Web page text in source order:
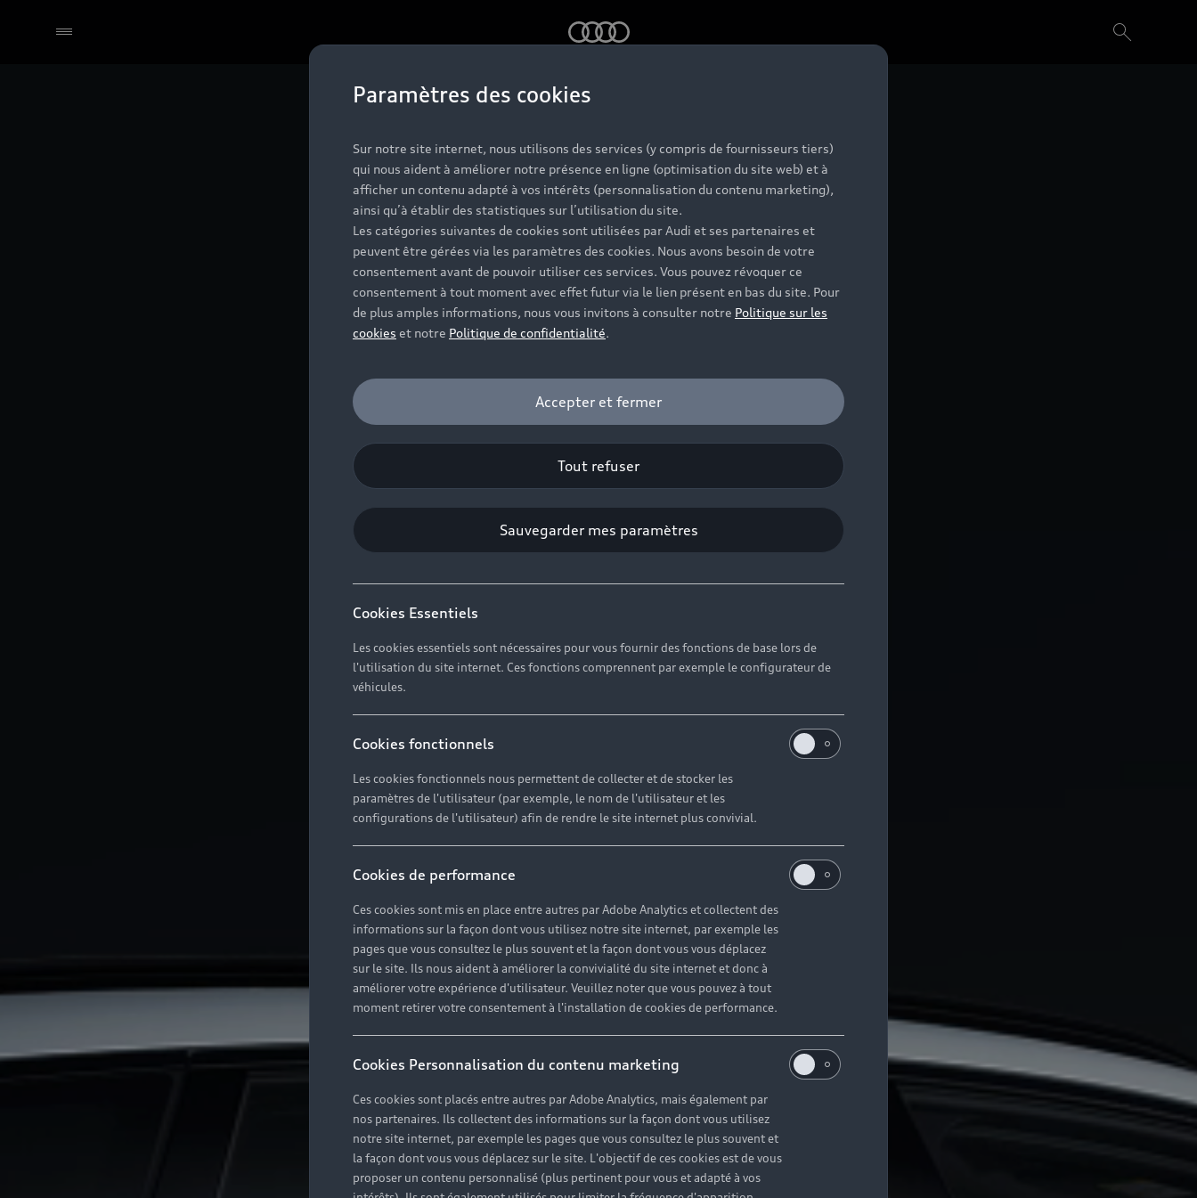
Paramètres des cookies
Sur notre site internet, nous utilisons des services (y compris de fournisseurs tiers)
qui nous aident à améliorer notre présence en ligne (optimisation du site web) et à
afficher un contenu adapté à vos intérêts (personnalisation du contenu marketing),
ainsi qu’à établir des statistiques sur l’utilisation du site.
Les catégories suivantes de cookies sont utilisées par Audi et ses partenaires et
peuvent être gérées via les paramètres des cookies. Nous avons besoin de votre
consentement avant de pouvoir utiliser ces services. Vous pouvez révoquer ce
consentement à tout moment avec effet futur via le lien présent en bas du site. Pour
de plus amples informations, nous vous invitons à consulter notre Politique sur les
cookies et notre Politique de confidentialité.
Accepter et fermer
Tout refuser
Sauvegarder mes paramètres
Cookies Essentiels
Les cookies essentiels sont nécessaires pour vous fournir des fonctions de base lors de
l'utilisation du site internet. Ces fonctions comprennent par exemple le configurateur de
véhicules.
Cookies fonctionnels
Les cookies fonctionnels nous permettent de collecter et de stocker les
paramètres de l'utilisateur (par exemple, le nom de l'utilisateur et les
configurations de l'utilisateur) afin de rendre le site internet plus convivial.
Cookies de performance
Ces cookies sont mis en place entre autres par Adobe Analytics et collectent des
informations sur la façon dont vous utilisez notre site internet, par exemple les
pages que vous consultez le plus souvent et la façon dont vous vous déplacez
sur le site. Ils nous aident à améliorer la convivialité du site internet et donc à
améliorer votre expérience d'utilisateur. Veuillez noter que vous pouvez à tout
moment retirer votre consentement à l'installation de cookies de performance.
Cookies Personnalisation du contenu marketing
Ces cookies sont placés entre autres par Adobe Analytics, mais également par
nos partenaires. Ils collectent des informations sur la façon dont vous utilisez
notre site internet, par exemple les pages que vous consultez le plus souvent et
la façon dont vous vous déplacez sur le site. L'objectif de ces cookies est de vous
proposer un contenu personnalisé (plus pertinent pour vous et adapté à vos